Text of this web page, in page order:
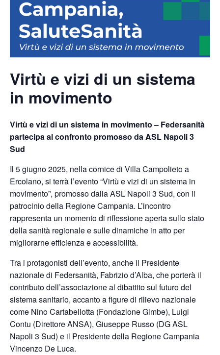
Virtù e vizi di un sistema
in movimento
Virtù e vizi di un sistema in movimento – Federsanità
partecipa al confronto promosso da ASL Napoli 3
Sud
Il 5 giugno 2025, nella cornice di Villa Campolieto a
Ercolano, si terrà l’evento “Virtù e vizi di un sistema in
movimento”, promosso dalla ASL Napoli 3 Sud, con il
patrocinio della Regione Campania. L’incontro
rappresenta un momento di riflessione aperta sullo stato
della sanità regionale e sulle dinamiche in atto per
migliorarne efficienza e accessibilità.
Tra i protagonisti dell’evento, anche il Presidente
nazionale di Federsanità, Fabrizio d’Alba, che porterà il
contributo dell’associazione al dibattito sul futuro del
sistema sanitario, accanto a figure di rilievo nazionale
come Nino Cartabellotta (Fondazione Gimbe), Luigi
Contu (Direttore ANSA), Giuseppe Russo (DG ASL
Napoli 3 Sud) e il Presidente della Regione Campania
Vincenzo De Luca.